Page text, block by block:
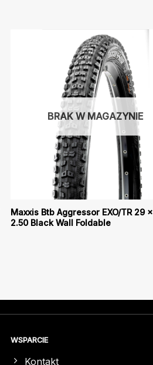
BRAK W MAGAZYNIE
Maxxis Btb Aggressor EXO/TR 29 x
2.50 Black Wall Foldable
WSPARCIE
Kontakt